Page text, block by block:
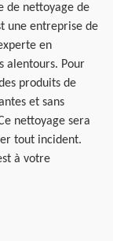
de nettoyage de
une entreprise de
en
alentours. Pour
produits de
et sans
nettoyage sera
tout incident.
à votre